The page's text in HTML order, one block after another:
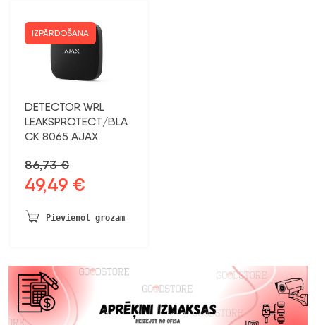
IZPĀRDOŠANA
DETECTOR WRL
LEAKSPROTECT/BLA
CK 8065 AJAX
86,73€
Sākotnējā
bija:
49,49 €
ir:
Pievienot grozam
Previous